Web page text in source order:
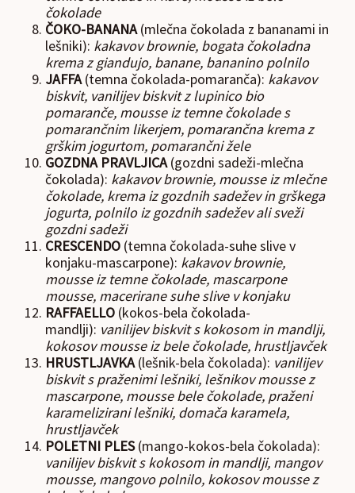
čokolade
ČOKO-BANANA(mlečna čokolada z bananami in
lešniki): kakavov brownie, bogata čokoladna
krema z giandujo, banane, bananino polnilo
JAFFA(temna čokolada-pomaranča): kakavov
biskvit, vanilijev biskvit z lupinico bio
pomaranče, mousse iz temne čokolade s
pomarančnim likerjem, pomarančna krema z
grškim jogurtom, pomarančni žele
GOZDNA PRAVLJICA(gozdni sadeži-mlečna
čokolada): kakavov brownie, mousse iz mlečne
čokolade, krema iz gozdnih sadežev in grškega
jogurta, polnilo iz gozdnih sadežev ali sveži
gozdni sadeži
CRESCENDO(temna čokolada-suhe slive v
konjaku-mascarpone): kakavov brownie,
mousse iz temne čokolade, mascarpone
mousse, macerirane suhe slive v konjaku
RAFFAELLO(kokos-bela čokolada-
mandlji): vanilijev biskvit s kokosom in mandlji,
kokosov mousse iz bele čokolade, hrustljavček
HRUSTLJAVKA(lešnik-bela čokolada): vanilijev
biskvit s praženimi lešniki, lešnikov mousse z
mascarpone, mousse bele čokolade, praženi
karamelizirani lešniki, domača karamela,
hrustljavček
POLETNI PLES(mango-kokos-bela čokolada):
vanilijev biskvit s kokosom in mandlji, mangov
mousse, mangovo polnilo, kokosov mousse z